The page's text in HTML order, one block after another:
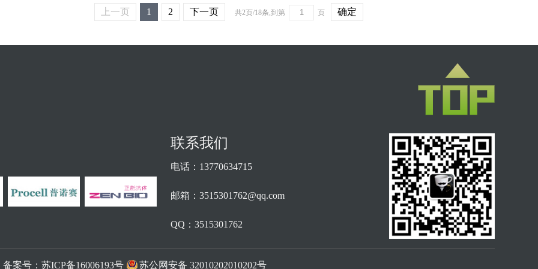
上一页 1 2 下一页 共2页/18条,到第 页 确定
联系我们
电话：13770634715
邮箱：3515301762@qq.com
QQ：3515301762
备案号： 苏ICP备16006193号 苏公网安备 32010202010202号